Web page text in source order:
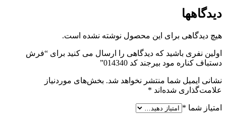
دیدگاهها
هیچ دیدگاهی برای این محصول نوشته نشده است.
اولین نفری باشید که دیدگاهی را ارسال می کنید برای “فرش
دستباف کناره مود بیرجند کد 014340”
نشانی ایمیل شما منتشر نخواهد شد. بخش‌های موردنیاز
علامت‌گذاری شده‌اند *
امتیاز شما *